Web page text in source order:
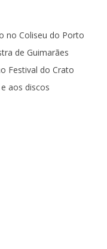
no Coliseu do Porto
de Guimarães
Festival do Crato
aos discos